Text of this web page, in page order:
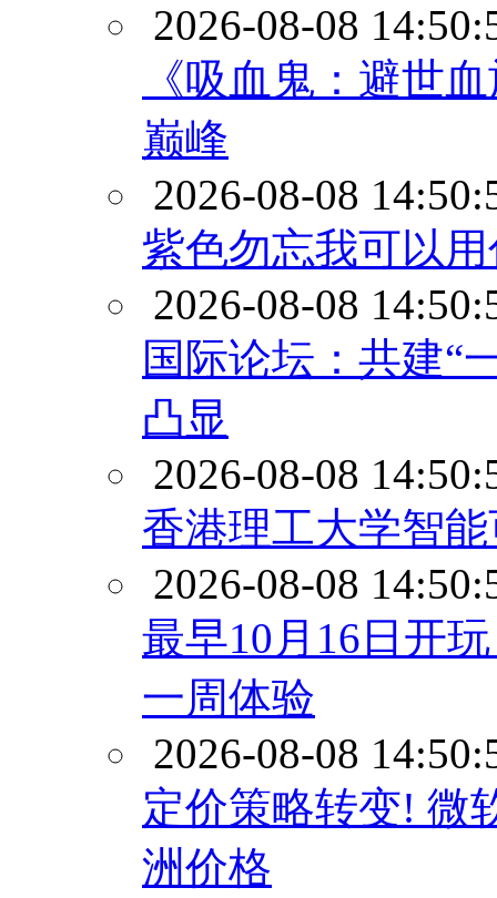
2026-08-08
《吸血鬼：避世
巅峰
2026-08-08
紫色勿忘我可以
2026-08-08
国际论坛：共建“
凸显
2026-08-08
香港理工大学智
2026-08-08
最早10月16日开
一周体验
2026-08-08
定价策略转变! 微
洲价格